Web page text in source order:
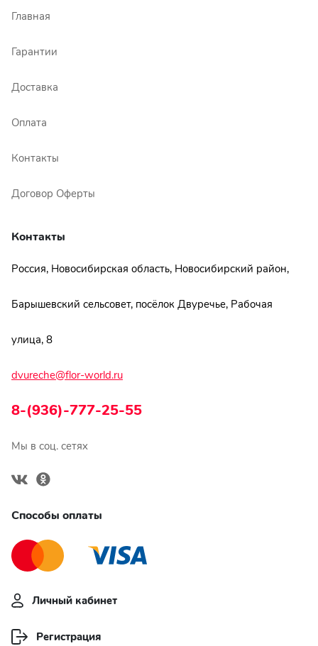
Главная
Гарантии
Доставка
Оплата
Контакты
Договор Оферты
Контакты
Россия, Новосибирская область, Новосибирский район,
Барышевский сельсовет, посёлок Двуречье, Рабочая
улица, 8
dvureche@flor-world.ru
8-(936)-777-25-55
Мы в соц. сетях
Способы оплаты
Личный кабинет
Регистрация